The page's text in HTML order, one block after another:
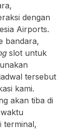
dengan
Airports.
bandara,
slot untuk
tersebut
kami.
akan tiba di
terminal,